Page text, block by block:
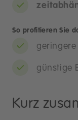
So profitieren Sie
geringere
günstige
Kurz